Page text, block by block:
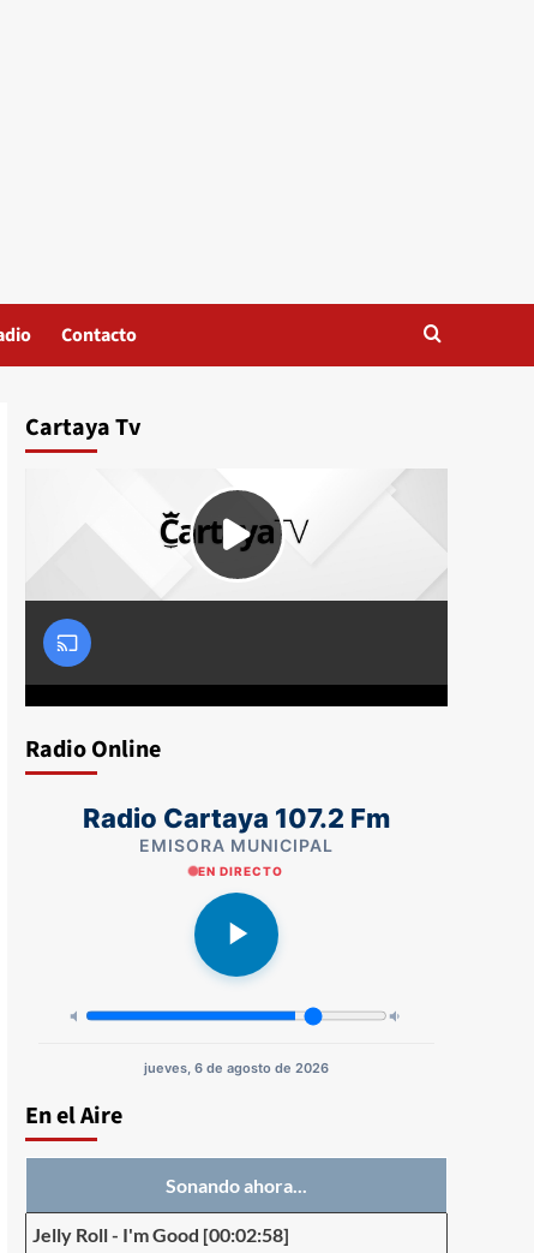
Contacto
Cartaya Tv
Radio Online
Radio Cartaya 107.2 Fm
EMISORA MUNICIPAL
EN DIRECTO
jueves, 6 de agosto de 2026
En el Aire
Sonando ahora...
Jelly Roll- I'm Good [00:02:58]